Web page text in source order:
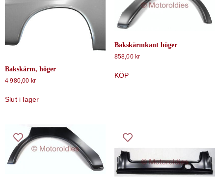
Bakskärm, höger
4 980,00 kr
Slut i lager
Bakskärmkant höger
858,00 kr
KÖP